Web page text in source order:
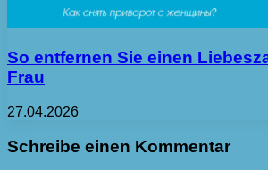
So entfernen Sie einen
Frau
27.04.2026
Schreibe einen Kommentar